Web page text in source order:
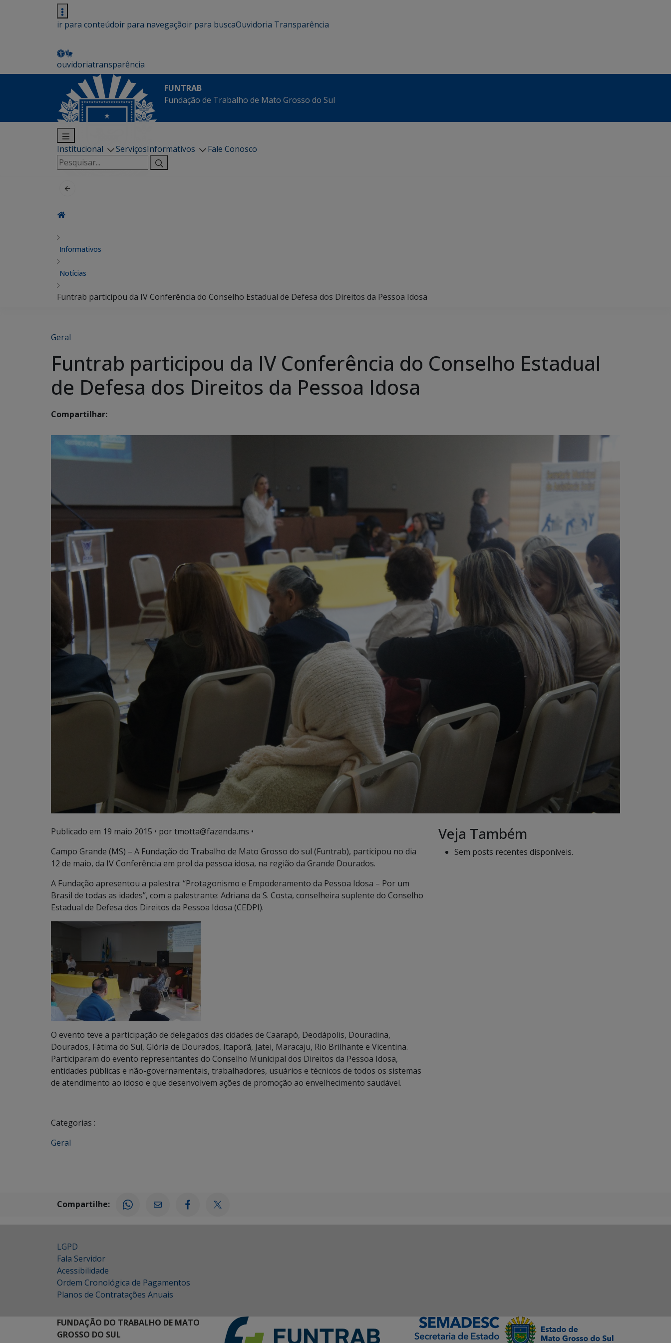
ir para conteúdoir para navegaçãoir para buscaOuvidoria Transparência
ouvidoriatransparência
FUNTRAB
Fundação de Trabalho de Mato Grosso do Sul
Institucional ServiçosInformativos
Fale Conosco
Pesquisar
por:
Informativos
Notícias
Funtrab participou da IV Conferência do Conselho Estadual de Defesa dos Direitos da Pessoa Idosa
Geral
Funtrab participou da IV Conferência do Conselho Estadual
de Defesa dos Direitos da Pessoa Idosa
Compartilhar:
Publicado em 19 maio 2015 • por tmotta@fazenda.ms •
Campo Grande (MS) – A Fundação do Trabalho de Mato Grosso do sul (Funtrab), participou no dia
12 de maio, da IV Conferência em prol da pessoa idosa, na região da Grande Dourados.
A Fundação apresentou a palestra: “Protagonismo e Empoderamento da Pessoa Idosa – Por um
Brasil de todas as idades”, com a palestrante: Adriana da S. Costa, conselheira suplente do Conselho
Estadual de Defesa dos Direitos da Pessoa Idosa (CEDPI).
O evento teve a participação de delegados das cidades de Caarapó, Deodápolis, Douradina,
Dourados, Fátima do Sul, Glória de Dourados, Itaporã, Jatei, Maracaju, Rio Brilhante e Vicentina.
Participaram do evento representantes do Conselho Municipal dos Direitos da Pessoa Idosa,
entidades públicas e não-governamentais, trabalhadores, usuários e técnicos de todos os sistemas
de atendimento ao idoso e que desenvolvem ações de promoção ao envelhecimento saudável.
Categorias :
Geral
Veja Também
Sem posts recentes disponíveis.
Compartilhe:
LGPD
Fala Servidor
Acessibilidade
Ordem Cronológica de Pagamentos
Planos de Contratações Anuais
FUNDAÇÃO DO TRABALHO DE MATO
GROSSO DO SUL